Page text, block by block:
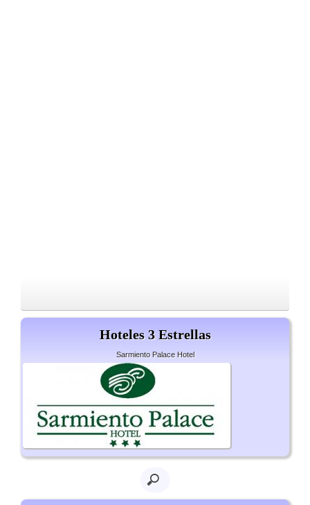
Hoteles 3 Estrellas
Sarmiento Palace Hotel